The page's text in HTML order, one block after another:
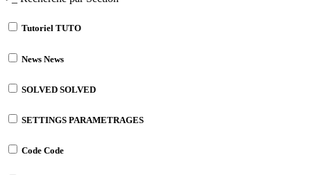
Tutoriel TUTO
News News
SOLVED SOLVED
SETTINGS PARAMETRAGES
Code Code